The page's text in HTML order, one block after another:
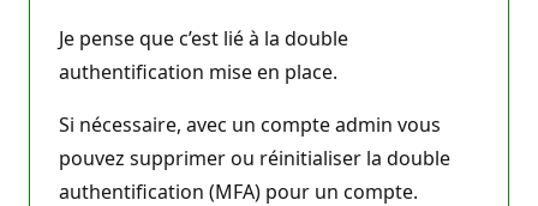
Je pense que c’est lié à la double
authentification mise en place.
Si nécessaire, avec un compte admin vous
pouvez supprimer ou réinitialiser la double
authentification (MFA) pour un compte.